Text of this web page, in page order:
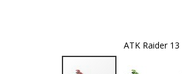
ATK Raider